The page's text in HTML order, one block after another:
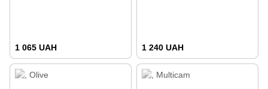
1 065 UAH 1 240 UAH